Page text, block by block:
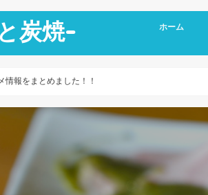
炭焼- ホーム
情報をまとめました！！